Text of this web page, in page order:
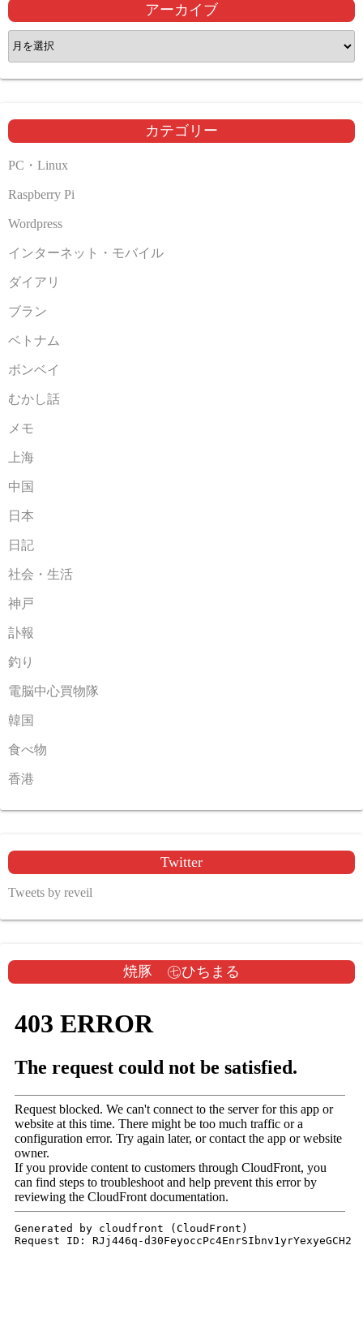
アーカイブ
ア
ー
カ
ブ
カテゴリー
PC・Linux
Raspberry Pi
Wordpress
インターネット・モバイル
ダイアリ
ブラン
ベトナム
ボンベイ
むかし話
メモ
上海
中国
日本
日記
社会・生活
神戸
訃報
釣り
電脳中心買物隊
韓国
食べ物
香港
Twitter
Tweets by reveil
焼豚 ㊆ひちまる